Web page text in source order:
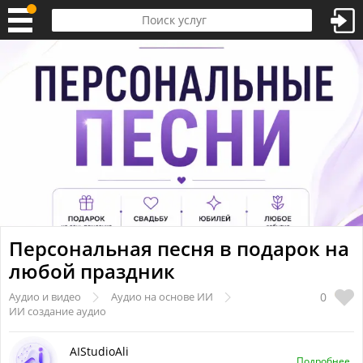
Персональная песня в подарок на
любой праздник
0
Аудио и видео
Аудио на основе ИИ
ИИ создание аудио
AIStudioAli